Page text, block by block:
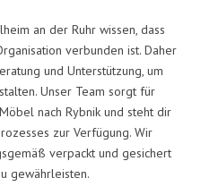
an der Ruhr wissen, dass
verbunden ist. Daher
und Unterstützung, um
Unser Team sorgt für
nach Rybnik und steht dir
zur Verfügung. Wir
verpackt und gesichert
gewährleisten.